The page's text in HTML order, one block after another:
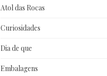
Atol das Rocas
Curiosidades
Dia de que
Embalagens